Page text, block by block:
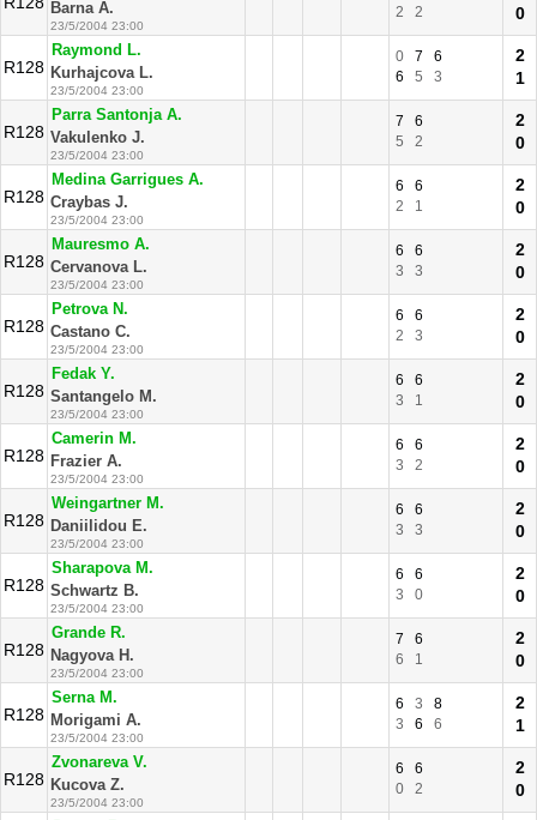
Barna A.
23/5/2004 23:00
2
2
0
R128
Raymond L.
Kurhajcova L.
23/5/2004 23:00
0 7
6
6
5 3
2
1
R128
Parra Santonja A.
Vakulenko J.
23/5/2004 23:00
7
6
5
2
2
0
R128
Medina Garrigues A.
Craybas J.
23/5/2004 23:00
6
6
2
1
2
0
R128
Mauresmo A.
Cervanova L.
23/5/2004 23:00
6
6
3
3
2
0
R128
Petrova N.
Castano C.
23/5/2004 23:00
6
6
2
3
2
0
R128
Fedak Y.
Santangelo M.
23/5/2004 23:00
6
6
3
1
2
0
R128
Camerin M.
Frazier A.
23/5/2004 23:00
6
6
3
2
2
0
R128
Weingartner M.
Daniilidou E.
23/5/2004 23:00
6
6
3
3
2
0
R128
Sharapova M.
Schwartz B.
23/5/2004 23:00
6
6
3
0
2
0
R128
Grande R.
Nagyova H.
23/5/2004 23:00
7
6
6
1
2
0
R128
Serna M.
Morigami A.
23/5/2004 23:00
6 3
8
3
6 6
2
1
R128
Zvonareva V.
Kucova Z.
23/5/2004 23:00
6
6
0
2
2
0